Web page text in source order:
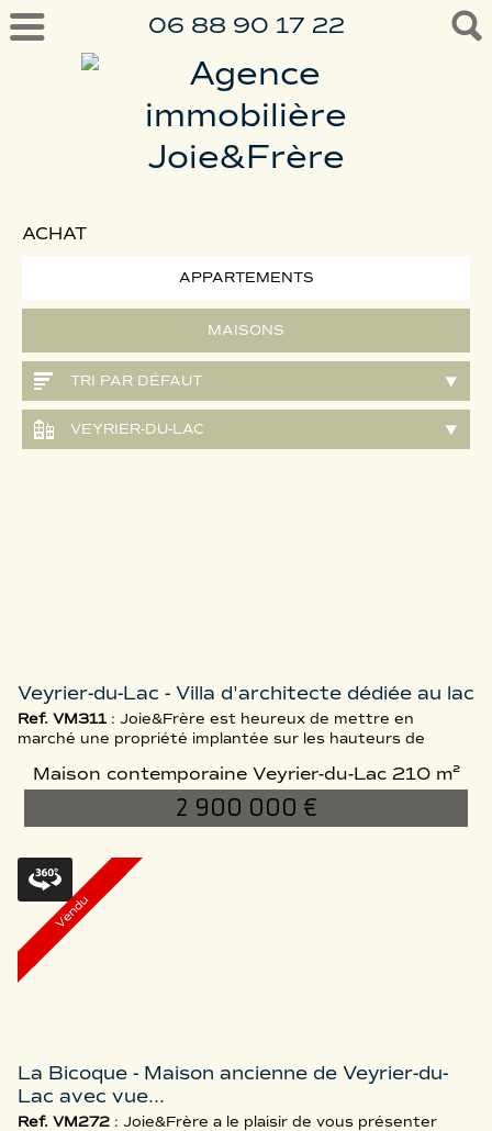
06 88 90 17 22
ACHAT
APPARTEMENTS
MAISONS
TRI PAR DÉFAUT
VEYRIER-DU-LAC
Veyrier-du-Lac - Villa d'architecte dédiée au lac
Ref. VM311: Joie&Frère est heureux de mettre en
marché une propriété implantée sur les hauteurs de
architectural, mené par le cabinet BBAU et dessiné par
Benjamin Blanc, mêle à de hauts standards d’art et de
matériaux, un bâti intégré et un accès adapté à la
les mouvement brutaliste e...
Maison contemporaine Veyrier-du-Lac 210 m²
2 900 000 €
Vendu
La Bicoque - Maison ancienne de Veyrier-du-
Lac avec vue...
Ref. VM272 : Joie&Frère a le plaisir de vous présenter